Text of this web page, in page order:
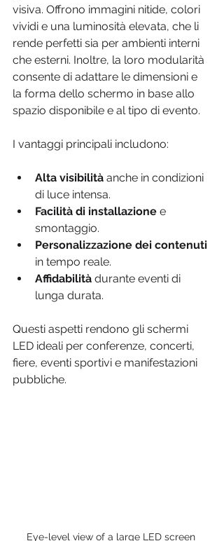
visiva. Offrono immagini nitide, colori
vividi e una luminosità elevata, che li
rende perfetti sia per ambienti interni
che esterni. Inoltre, la loro modularità
consente di adattare le dimensioni e
la forma dello schermo in base allo
spazio disponibile e al tipo di evento.
I vantaggi principali includono:
Alta visibilità anche in condizioni
di luce intensa.
Facilità di installazione e
smontaggio.
Personalizzazione dei contenuti
in tempo reale.
Affidabilità durante eventi di
lunga durata.
Questi aspetti rendono gli schermi
LED ideali per conferenze, concerti,
fiere, eventi sportivi e manifestazioni
pubbliche.
Eye-level view of a large LED screen